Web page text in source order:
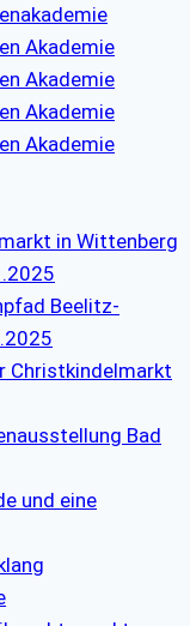
Akademie
Akademie
Akademie
Akademie
in Wittenberg
Beelitz-
Christkindelmarkt
Bad
und eine